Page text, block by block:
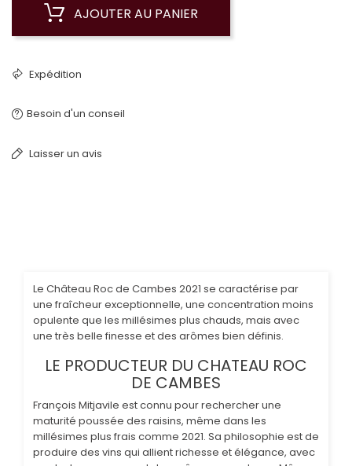
AJOUTER AU PANIER
Expédition
Besoin d'un conseil
Laisser un avis
Le Château Roc de Cambes 2021 se caractérise par
une fraîcheur exceptionnelle, une concentration moins
opulente que les millésimes plus chauds, mais avec
une très belle finesse et des arômes bien définis.
LE PRODUCTEUR DU CHATEAU ROC
DE CAMBES
François Mitjavile est connu pour rechercher une
maturité poussée des raisins, même dans les
millésimes plus frais comme 2021. Sa philosophie est de
produire des vins qui allient richesse et élégance, avec